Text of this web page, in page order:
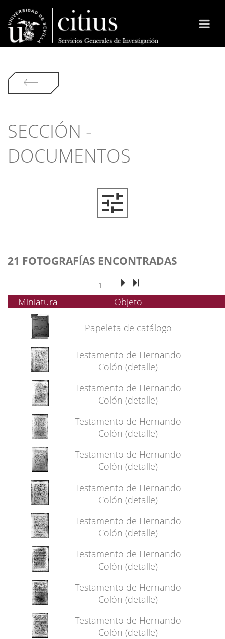
SECCIÓN -
DOCUMENTOS
21 FOTOGRAFÍAS ENCONTRADAS
1
Miniatura Objeto
Papeleta de catálogo
Testamento de Hernando
Colón (detalle)
Testamento de Hernando
Colón (detalle)
Testamento de Hernando
Colón (detalle)
Testamento de Hernando
Colón (detalle)
Testamento de Hernando
Colón (detalle)
Testamento de Hernando
Colón (detalle)
Testamento de Hernando
Colón (detalle)
Testamento de Hernando
Colón (detalle)
Testamento de Hernando
Colón (detalle)